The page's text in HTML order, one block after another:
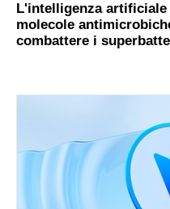
L'intelligenza
molecole
combattere i